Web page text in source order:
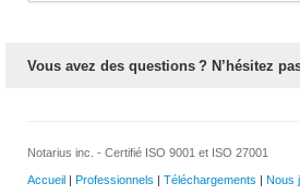
Vous avez des questions ? N’hésitez
Notarius inc. - Certifié ISO 9001 et ISO 27001
Accueil | Professionnels | Téléchargements | Nous